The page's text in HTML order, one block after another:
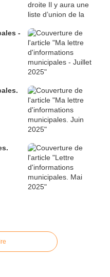
-